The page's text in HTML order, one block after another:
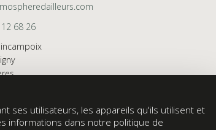
68 26
aux professionnels sur rendez-
ses utilisateurs, les appareils qu'ils utilisent et
informations dans notre politique de